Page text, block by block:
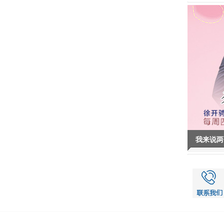
我来说